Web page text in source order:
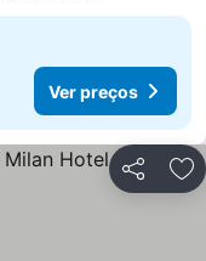
Ver preços
Partilhar